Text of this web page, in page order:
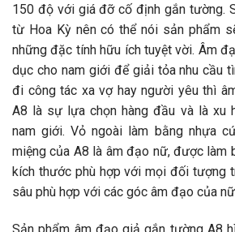
150 độ với giá đỡ cố định gắn tường.
từ Hoa Kỳ nên có thể nói sản phẩm
những đặc tính hữu ích tuyệt vời. Âm
dục cho nam giới để giải tỏa nhu cầu
đi công tác xa vợ hay người yêu thì
A8 là sự lựa chọn hàng đầu và là xu
nam giới. Vỏ ngoài làm bằng nhựa
miệng của A8 là âm đạo nữ, được làm
kích thước phù hợp với mọi đối tượng
sâu phù hợp với các góc âm đạo của